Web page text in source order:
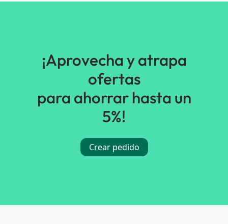
¡Aprovecha y atrapa
ofertas
para ahorrar hasta un
5%!
Crear pedido